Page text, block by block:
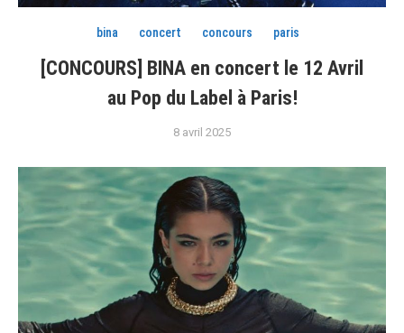
bina concert concours paris
[CONCOURS] BINA en concert le 12 Avril
au Pop du Label à Paris!
8 avril 2025